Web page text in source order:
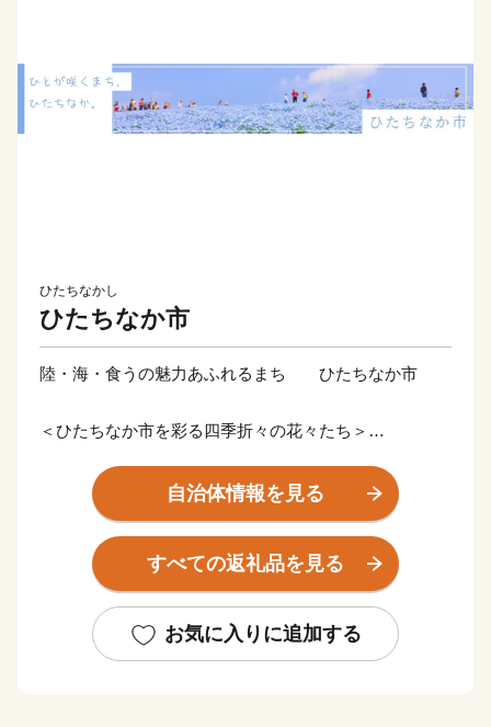
ひたちなかし
ひたちなか市
陸・海・食うの魅力あふれるまち ひたちなか市
＜ひたちなか市を彩る四季折々の花々たち＞
かな春が訪れる頃、国営ひたち海浜公園では、香り高く
色鮮やかなスイセン、カラフルで可愛らしいチューリッ
プ、そして、『死ぬまでに行きたい！世界の絶景』と評
され空の青・海の青のハーモニーが美しいネモフィラが
現す新緑のコキアは、秋にかけて赤と緑のグラデーショ
ンを表現し、10月頃には『紅葉コキア』として一面を真
自治体情報を見る
すべての返礼品を見る
お気に入りに追加する